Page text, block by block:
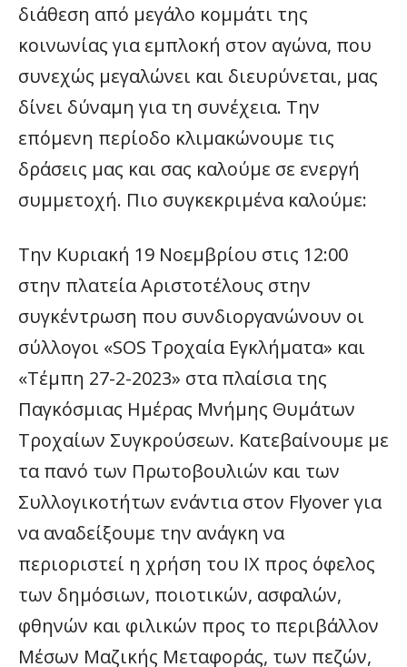
διάθεση από μεγάλο κομμάτι της
κοινωνίας για εμπλοκή στον αγώνα, που
συνεχώς μεγαλώνει και διευρύνεται, μας
δίνει δύναμη για τη συνέχεια. Την
επόμενη περίοδο κλιμακώνουμε τις
δράσεις μας και σας καλούμε σε ενεργή
συμμετοχή. Πιο συγκεκριμένα καλούμε:
Την Κυριακή 19 Νοεμβρίου στις 12:00
στην πλατεία Αριστοτέλους στην
συγκέντρωση που συνδιοργανώνουν οι
σύλλογοι «SOS Τροχαία Εγκλήματα» και
«Τέμπη 27-2-2023» στα πλαίσια της
Παγκόσμιας Ημέρας Μνήμης Θυμάτων
Τροχαίων Συγκρούσεων. Κατεβαίνουμε με
τα πανό των Πρωτοβουλιών και των
Συλλογικοτήτων ενάντια στον Flyover για
να αναδείξουμε την ανάγκη να
περιοριστεί η χρήση του ΙΧ προς όφελος
των δημόσιων, ποιοτικών, ασφαλών,
φθηνών και φιλικών προς το περιβάλλον
Μέσων Μαζικής Μεταφοράς, των πεζών,